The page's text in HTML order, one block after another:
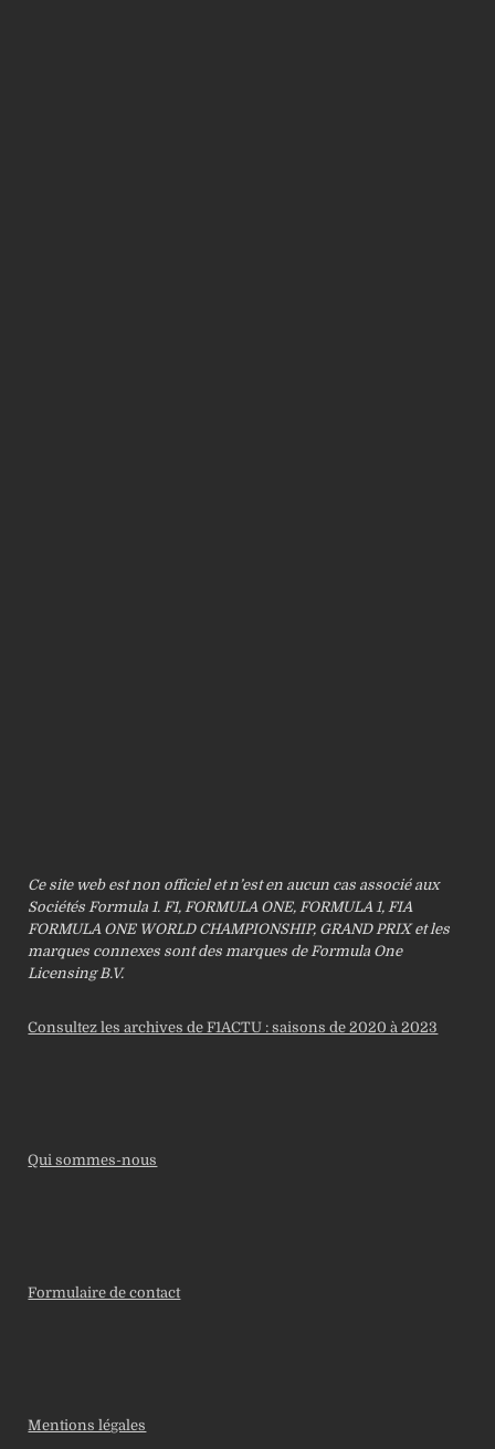
Ce site web est non officiel et n’est en aucun cas associé aux
Sociétés Formula 1. F1, FORMULA ONE, FORMULA 1, FIA
FORMULA ONE WORLD CHAMPIONSHIP, GRAND PRIX et les
marques connexes sont des marques de Formula One
Licensing B.V.
Consultez les archives de F1ACTU : saisons de 2020 à 2023
Qui sommes-nous
Formulaire de contact
Mentions légales